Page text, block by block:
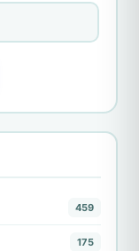
459
175